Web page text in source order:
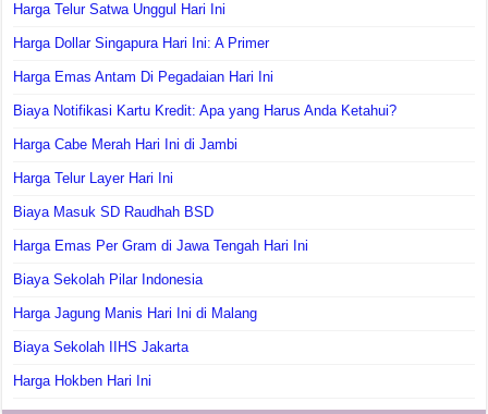
Harga Telur Satwa Unggul Hari Ini
Harga Dollar Singapura Hari Ini: A Primer
Harga Emas Antam Di Pegadaian Hari Ini
Biaya Notifikasi Kartu Kredit: Apa yang Harus Anda Ketahui?
Harga Cabe Merah Hari Ini di Jambi
Harga Telur Layer Hari Ini
Biaya Masuk SD Raudhah BSD
Harga Emas Per Gram di Jawa Tengah Hari Ini
Biaya Sekolah Pilar Indonesia
Harga Jagung Manis Hari Ini di Malang
Biaya Sekolah IIHS Jakarta
Harga Hokben Hari Ini